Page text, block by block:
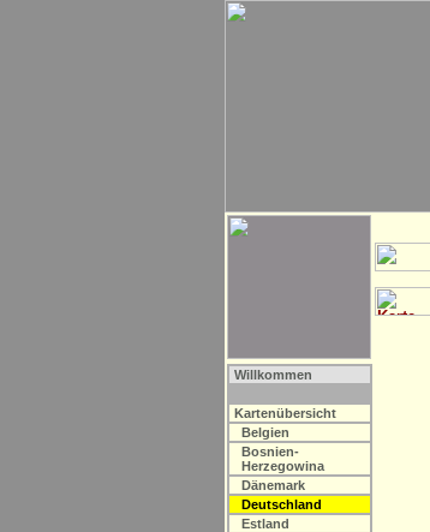
Willkommen
Kartenübersicht
Belgien
Bosnien-
Herzegowina
Dänemark
Deutschland
Estland